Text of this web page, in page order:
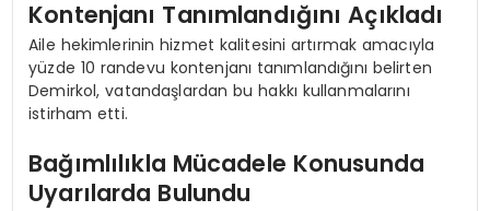
Kontenjanı Tanımlandığını Açıkladı
Aile hekimlerinin hizmet kalitesini artırmak amacıyla
yüzde 10 randevu kontenjanı tanımlandığını belirten
Demirkol, vatandaşlardan bu hakkı kullanmalarını
istirham etti.
Bağımlılıkla Mücadele Konusunda
Uyarılarda Bulundu